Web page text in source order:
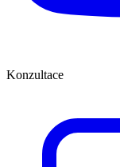
Konzultace